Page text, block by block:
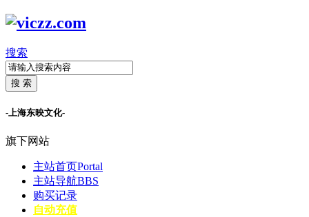
搜索
搜 索
-上海东映文化-
旗下网站
主站首页Portal
主站导航BBS
购买记录
自动充值